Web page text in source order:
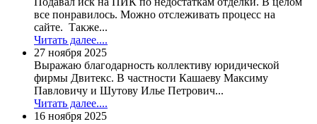
все понравилось. Можно отслеживать процесс на
сайте. Также...
Читать далее....
27 ноября 2025
Выражаю благодарность коллективу юридической
фирмы Двитекс. В частности Кашаеву Максиму
Павловичу и Шутову Илье Петрович...
Читать далее....
16 ноября 2025